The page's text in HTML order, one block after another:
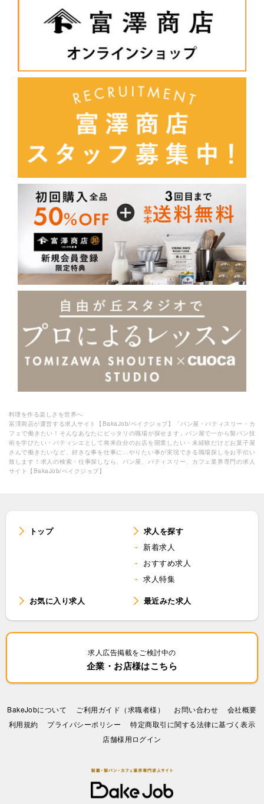
料理を作る楽しさを世界へ
富澤商店が運営する求人サイト【BakaJob/ベイクジョブ】「パン屋・パティスリー・カ
フェで働きたい！そんなあなたにピッタリの職場が探せます」パン屋で一から製パン技
術を学びたい・パティシエとして将来自分のお店を開業したい・未経験だけどお菓子屋
さんで働きたいなど、好きな事を仕事に…やりたい事が実現できる職場探しをお手伝い
致します！求人の検索・仕事探しなら、パン屋、パティスリー、カフェ業界専門の求人
サイト【BakaJob/ベイクジョブ】
トップ
求人を探す
新着求人
おすすめ求人
求人特集
お気に入り求人
最近みた求人
求人広告掲載をご検討中の
企業・お店様はこちら
BakeJobについて ご利用ガイド（求職者様） お問い合わせ
会社概要
利⽤規約
プライバシーポリシー
特定商取引に関する法律に基づく表示
店舗様用ログイン